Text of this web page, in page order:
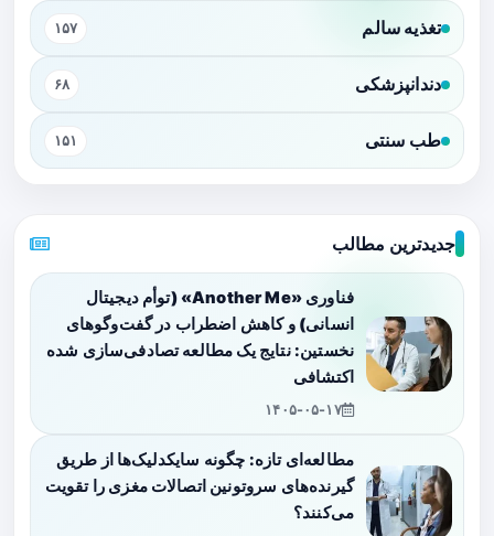
تغذیه سالم ۱۵۷
دندانپزشکی ۶۸
طب سنتی ۱۵۱
جدیدترین مطالب
فناوری «Another Me» (توأم دیجیتال
انسانی) و کاهش اضطراب در گفت‌وگوهای
نخستین: نتایج یک مطالعه تصادفی‌سازی شده
اکتشافی
۱۴۰۵-۰۵-۱۷
مطالعه‌ای تازه: چگونه سایکدلیک‌ها از طریق
گیرنده‌های سروتونین اتصالات مغزی را تقویت
می‌کنند؟